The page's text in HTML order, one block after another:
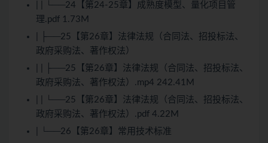
| | └──24【第24-25章】成熟度模型、量化项目管
理.pdf 1.73M
| ├──25【第26章】法律法规（合同法、招投标法、
政府采购法、著作权法）
| | ├──25【第26章】法律法规（合同法、招投标法、
政府采购法、著作权法）.mp4 242.41M
| | └──25【第26章】法律法规（合同法、招投标法、
政府采购法、著作权法）.pdf 4.22M
| └──26【第26章】常用技术标准